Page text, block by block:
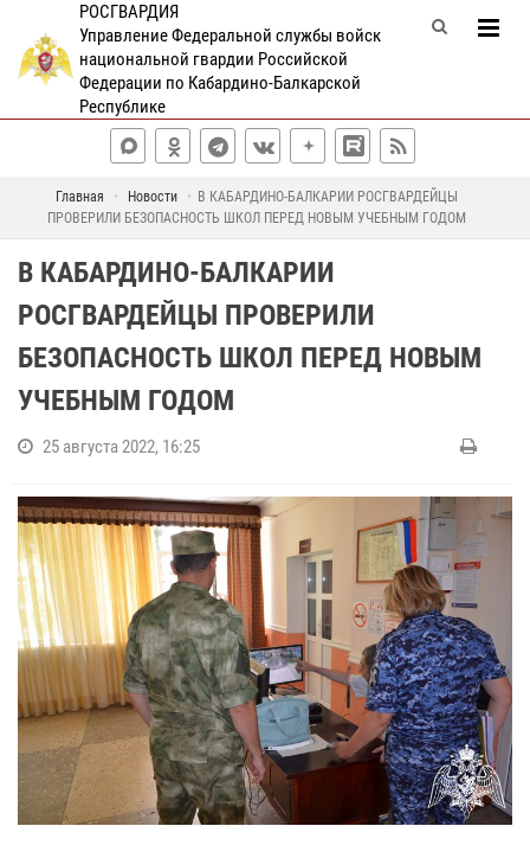
РОСГВАРДИЯ
Управление Федеральной службы войск
национальной гвардии Российской
Федерации по Кабардино-Балкарской
Республике
Главная Новости
В КАБАРДИНО-БАЛКАРИИ РОСГВАРДЕЙЦЫ
ПРОВЕРИЛИ БЕЗОПАСНОСТЬ ШКОЛ ПЕРЕД НОВЫМ УЧЕБНЫМ ГОДОМ
В КАБАРДИНО-БАЛКАРИИ
РОСГВАРДЕЙЦЫ ПРОВЕРИЛИ
БЕЗОПАСНОСТЬ ШКОЛ ПЕРЕД НОВЫМ
УЧЕБНЫМ ГОДОМ
25 августа 2022, 16:25